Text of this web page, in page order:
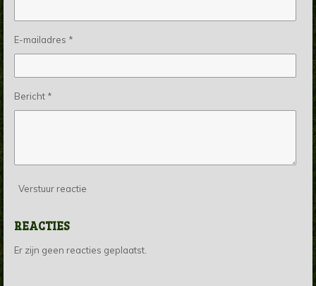
E-mailadres *
Bericht *
Verstuur reactie
REACTIES
Er zijn geen reacties geplaatst.